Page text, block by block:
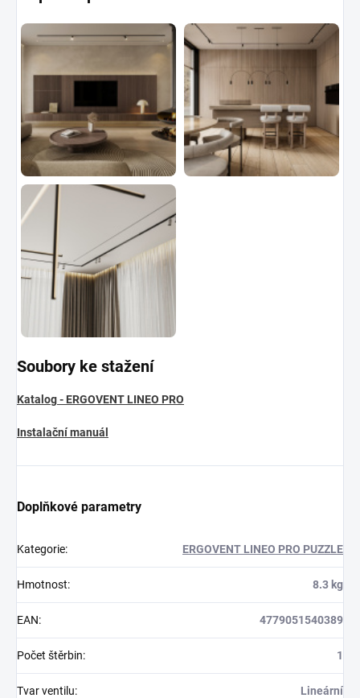
Soubory ke stažení
Katalog - ERGOVENT LINEO PRO
Instalační manuál
Doplňkové parametry
Kategorie: ERGOVENT LINEO PRO PUZZLE
Hmotnost: 8.3 kg
EAN: 4779051540389
Počet štěrbin: 1
Tvar ventilu: Lineární